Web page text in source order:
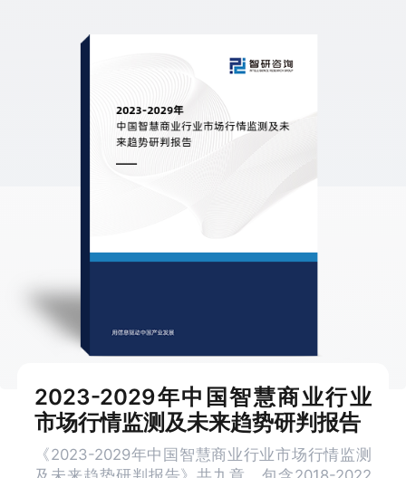
2023-2029年中国智慧商业行业
市场行情监测及未来趋势研判报告
《2023-2029年中国智慧商业行业市场行情监测